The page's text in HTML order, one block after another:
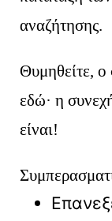
αναζήτησης.
Θυμηθείτε, ο
εδώ· η
είναι!